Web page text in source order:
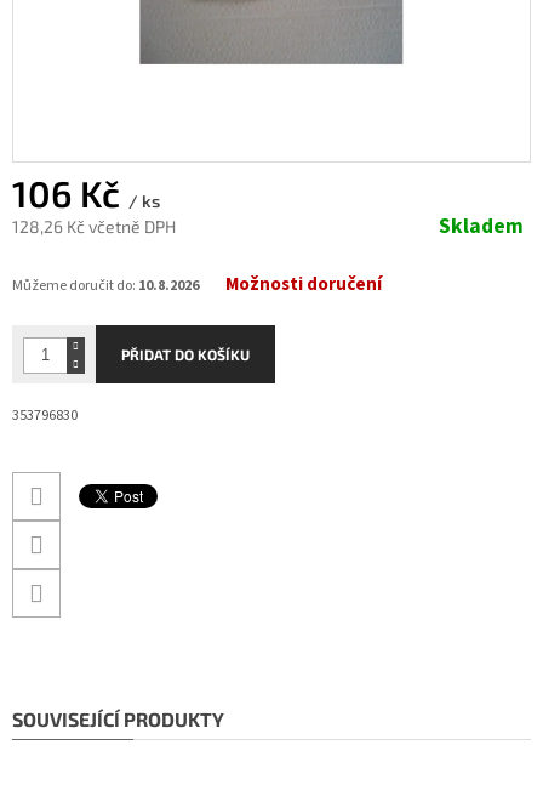
106 Kč / ks
128,26 Kč včetně DPH
cena:
Skladem
Můžeme doručit do: 10.8.2026 Možnosti doručení
PŘIDAT DO KOŠÍKU
353796830
SOUVISEJÍCÍ PRODUKTY